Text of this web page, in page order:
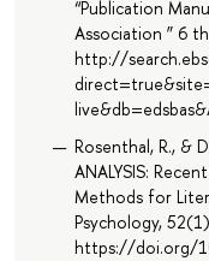
“Publication
Association ” 6
http://
Rosenthal, R., &
ANALYSIS:
Methods for
Psychology,
https://doi.org/